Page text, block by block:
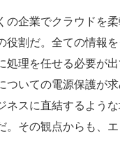
企業でクラウドを
役割だ。全ての情報
処理を任せる必要が
ついての電源保護が
ネスに直結するよう
。その観点からも、